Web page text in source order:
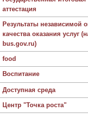
аттестация
Результаты независимой
качества оказания услуг
bus.gov.ru)
food
Воспитание
Доступная среда
Центр "Точка роста"